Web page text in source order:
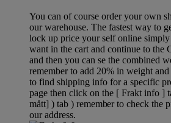
You can of course order your own
our warehouse. The fastest way to
lock up price your self online
want in the cart and continue to the
and then you can se the combined
remember to add 20% in weight
to find shipping info for a specific
page then click on the [ Frakt info ]
mått] ) tab ) rememberto check the
our address.